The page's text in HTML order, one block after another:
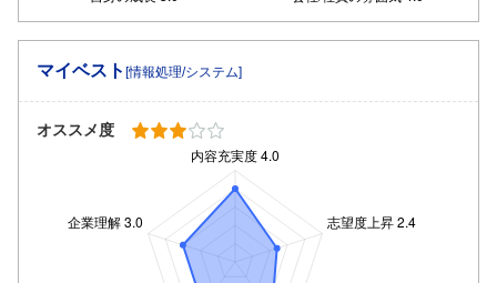
マイベスト [情報処理/システム]
オススメ度